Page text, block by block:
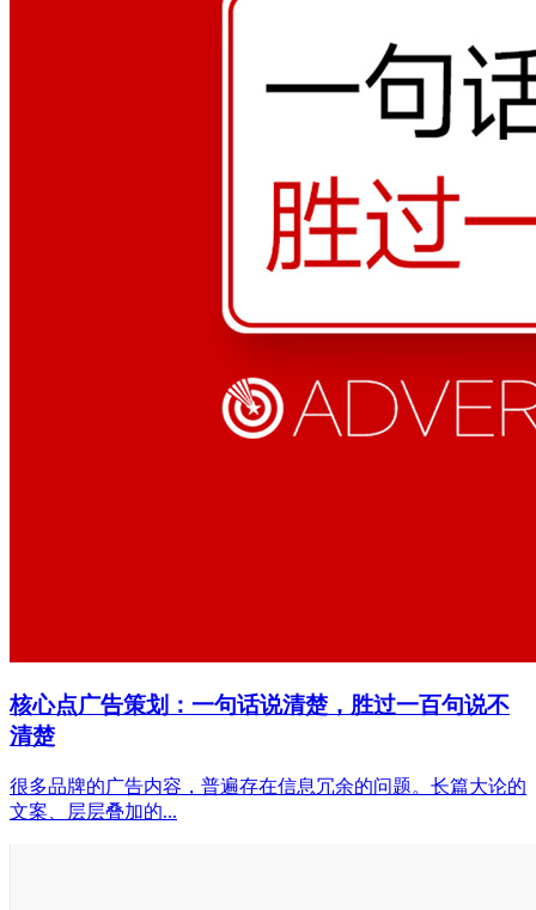
核心点广告策划：一句话说清楚，胜过一百句说不
清楚
很多品牌的广告内容，普遍存在信息冗余的问题。长篇大论的
文案、层层叠加的...